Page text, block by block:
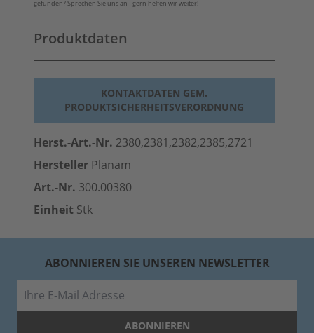
gefunden? Sprechen Sie uns an - gern helfen wir weiter!
Produktdaten
KONTAKTDATEN GEM.
PRODUKTSICHERHEITSVERORDNUNG
Herst.-Art.-Nr. 2380,2381,2382,2385,2721
Hersteller Planam
Art.-Nr. 300.00380
Einheit Stk
ABONNIEREN SIE UNSEREN NEWSLETTER
ABONNIEREN